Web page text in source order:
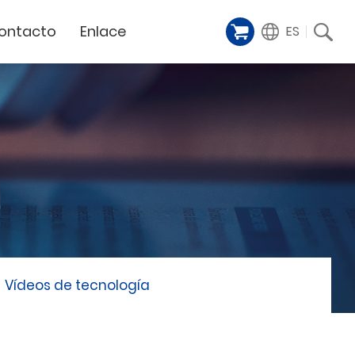
Cortador Láser
muestras
Vídeos de
presentación
Historias de éxito
Milestoens
Feria de muestras
distribuidor
Enlace
Financing Service
GCC Web Shop
ES
Vídeos de tecnología